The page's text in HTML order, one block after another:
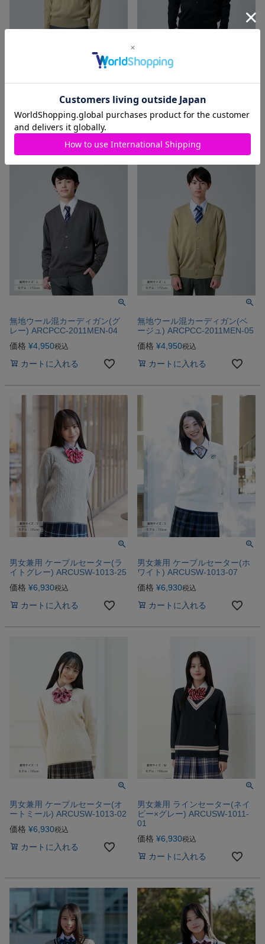
税込
カートに入れる
価格 ¥4,950税込
カートに入れる
無地ウール混カーディガン(グ
レー) ARCPCC-2011MEN-04
価格 ¥4,950税込
カートに入れる
無地ウール混カーディガン(ベ
ージュ) ARCPCC-2011MEN-05
価格 ¥4,950税込
カートに入れる
男女兼用 ケーブルセーター(ラ
イトグレー) ARCUSW-1013-25
価格 ¥6,930税込
カートに入れる
男女兼用 ケーブルセーター(ホ
ワイト) ARCUSW-1013-07
価格 ¥6,930税込
カートに入れる
男女兼用 ケーブルセーター(オ
ートミール) ARCUSW-1013-02
価格 ¥6,930税込
カートに入れる
男女兼用 ラインセーター(ネイ
ビー×グレー) ARCUSW-1011-
01
価格 ¥6,930税込
カートに入れる